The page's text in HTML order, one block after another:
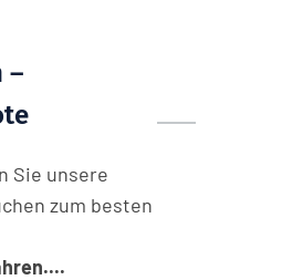
–
Sie unsere
zum besten